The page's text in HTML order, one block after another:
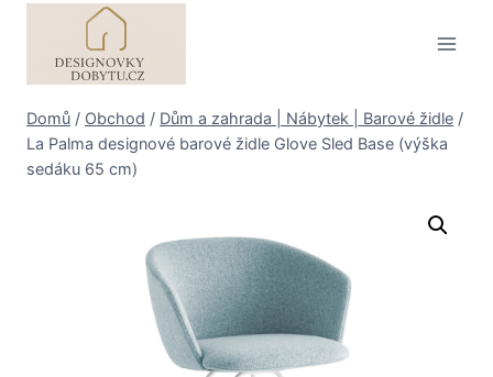
Domů / Obchod / Dům a zahrada | Nábytek | Barové židle /
La Palma designové barové židle Glove Sled Base (výška
sedáku 65 cm)